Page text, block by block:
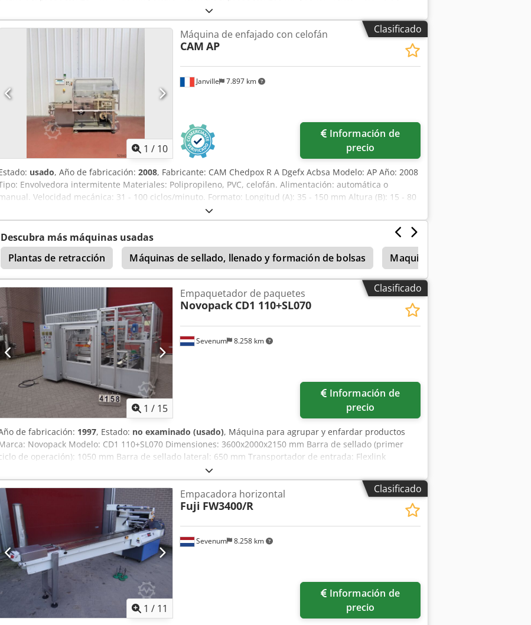
embalaje: 60 ciclos/min. Incluye túnel de retracción beck. Documentación disponible. Posibilidad de
previa cita. Cjdpfx Ajxn Aamjcbeha
Clasificado
1 / 10
Janville 7.897 km
Máquina de enfajado con celofán
CAM AP
precio
usado, Año de fabricación: 2008, Fabricante: CAM Chedpox R A Dgefx Acbsa Modelo: AP Año: 2008
Envolvedora intermitente Materiales: Polipropileno, PVC, celofán. Alimentación: automática o
Velocidad mecánica: 31 - 100 ciclos/minuto. Formato: Longitud (A): 35 - 150 mm Altura (B): 15 - 80
mm Ancho (C): 60 - 300 mm Mandril: Ø 70 - 76 mm Bobina: máx. Ø 320 mm Ancho: 100 - 400 mm
Descubra más máquinas usadas
Plantas de retracción
Máquinas de sellado, llenado y formación de bolsas Maquinas De Embalaje
Clasificado
1 / 15
Sevenum 8.258 km
Empaquetador de paquetes
Novopack CD1 110+SL070
precio
de fabricación: 1997, Estado: no examinado (usado), Máquina para agrupar y enfardar productos
Novopack Modelo: CD1 110+SL070 Dimensiones: 3600x2000x2150 mm Barra de sellado (primer
de operación): 1050 mm Barra de sellado lateral: 650 mm Transportador de entrada: Flexlink
Potencia: 10 kW Codpfxsia I Ifs Acbeha Estado: tal cual o adaptado a las necesidades del cliente.
Clasificado
1 / 11
Sevenum 8.258 km
Empacadora horizontal
Fuji FW3400/R
precio